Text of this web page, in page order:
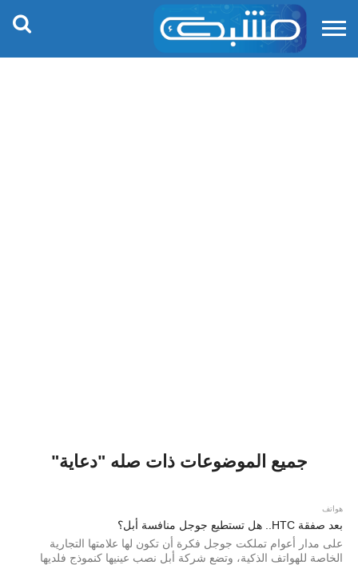
جميع الموضوعات ذات صله "دعاية"
هواتف
بعد صفقة HTC.. هل تستطيع جوجل منافسة أبل؟
على مدار أعوام تملكت جوجل فكرة أن تكون لها علامتها التجارية
الخاصة للهواتف الذكية، وتضع شركة أبل نصب عينيها كنموذج فلديها